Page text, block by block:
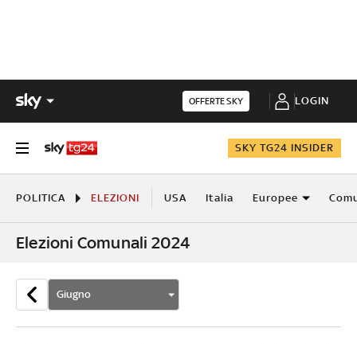
OFFERTE SKY LOGIN
SKY TG24 INSIDER
POLITICA ELEZIONI USA Italia Europee
Elezioni Comunali 2024
Giugno